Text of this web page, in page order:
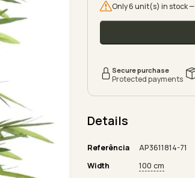
Only 6 unit(s) in stock —
Secure purchase
Protected payments
Details
Referência AP3611814-71
Width
100 cm